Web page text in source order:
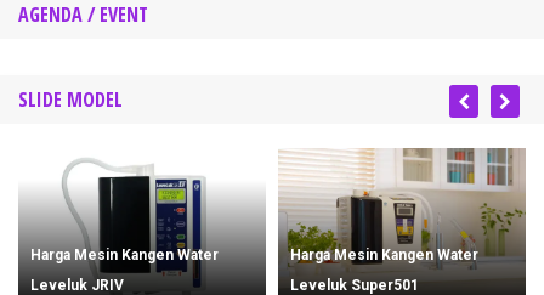
AGENDA / EVENT
SLIDE MODEL
Harga Mesin Kangen Water
Leveluk JRIV
Harga Mesin Kangen Water
Leveluk Super501